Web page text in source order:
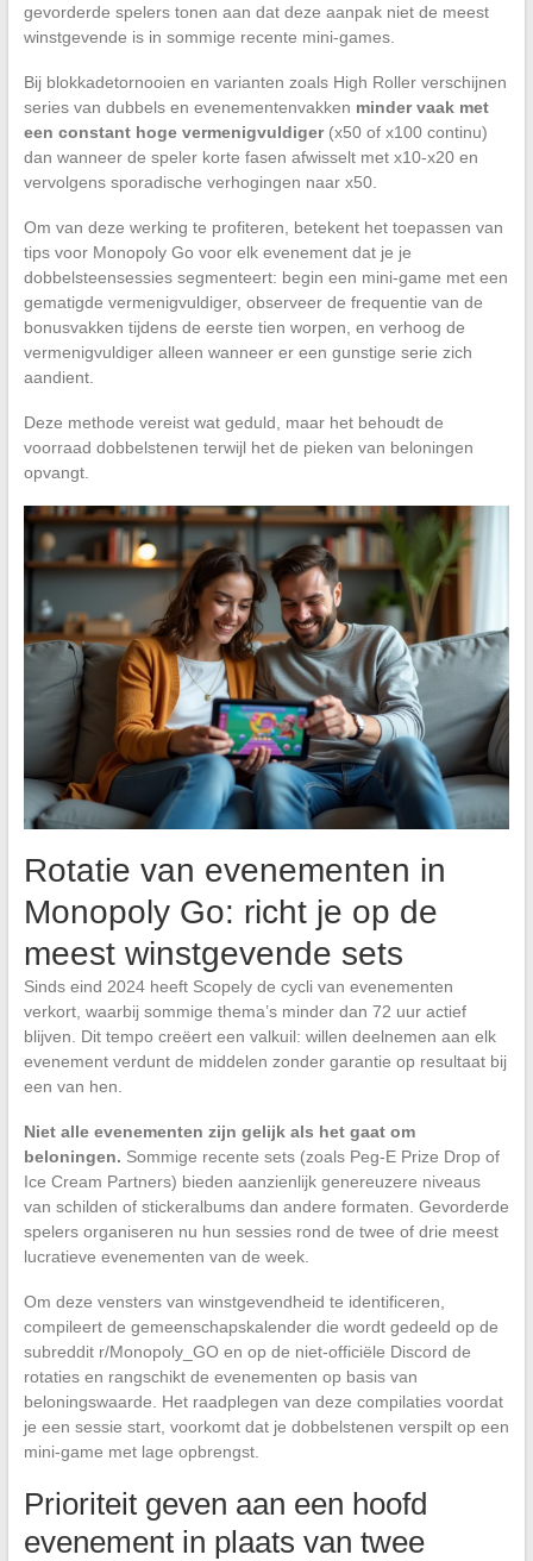
gevorderde spelers tonen aan dat deze aanpak niet de meest
winstgevende is in sommige recente mini-games.
Bij blokkadetornooien en varianten zoals High Roller verschijnen
series van dubbels en evenementenvakken minder vaak met
een constant hoge vermenigvuldiger(x50 of x100 continu)
dan wanneer de speler korte fasen afwisselt met x10-x20 en
vervolgens sporadische verhogingen naar x50.
Om van deze werking te profiteren, betekent het toepassen van
tips voor Monopoly Go voor elk evenement dat je je
dobbelsteensessies segmenteert: begin een mini-game met een
gematigde vermenigvuldiger, observeer de frequentie van de
bonusvakken tijdens de eerste tien worpen, en verhoog de
vermenigvuldiger alleen wanneer er een gunstige serie zich
aandient.
Deze methode vereist wat geduld, maar het behoudt de
voorraad dobbelstenen terwijl het de pieken van beloningen
opvangt.
Rotatie van evenementen in
Monopoly Go: richt je op de
meest winstgevende sets
Sinds eind 2024 heeft Scopely de cycli van evenementen
verkort, waarbij sommige thema’s minder dan 72 uur actief
blijven. Dit tempo creëert een valkuil: willen deelnemen aan elk
evenement verdunt de middelen zonder garantie op resultaat bij
een van hen.
Niet alle evenementen zijn gelijk als het gaat om
beloningen. Sommige recente sets (zoals Peg-E Prize Drop of
Ice Cream Partners) bieden aanzienlijk genereuzere niveaus
van schilden of stickeralbums dan andere formaten. Gevorderde
spelers organiseren nu hun sessies rond de twee of drie meest
lucratieve evenementen van de week.
Om deze vensters van winstgevendheid te identificeren,
compileert de gemeenschapskalender die wordt gedeeld op de
subreddit r/Monopoly_GO en op de niet-officiële Discord de
rotaties en rangschikt de evenementen op basis van
beloningswaarde. Het raadplegen van deze compilaties voordat
je een sessie start, voorkomt dat je dobbelstenen verspilt op een
mini-game met lage opbrengst.
Prioriteit geven aan een hoofd
evenement in plaats van twee